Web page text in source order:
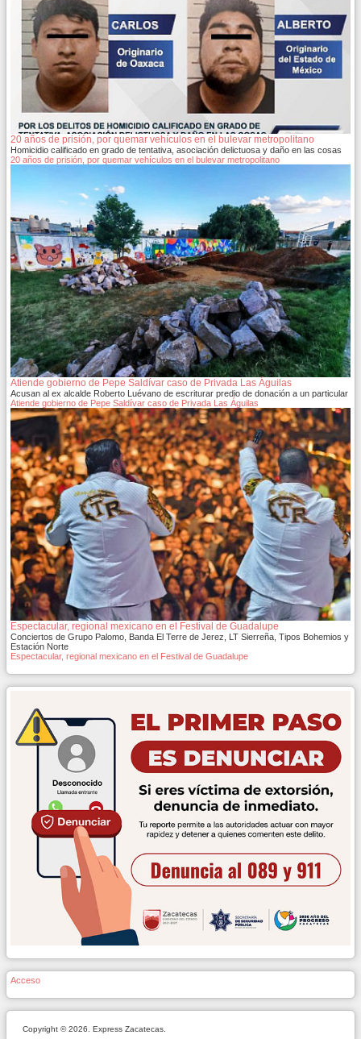
20 años de prisión, por quemar vehículos en el bulevar metropolitano
Homicidio calificado en grado de tentativa, asociación delictuosa y daño en las cosas
20 años de prisión, por quemar vehículos en el bulevar metropolitano
Atiende gobierno de Pepe Saldívar caso de Privada Las Águilas
Acusan al ex alcalde Roberto Luévano de escriturar predio de donación a un particular
Atiende gobierno de Pepe Saldívar caso de Privada Las Águilas
Espectacular, regional mexicano en el Festival de Guadalupe
Conciertos de Grupo Palomo, Banda El Terre de Jerez, LT Sierreña, Tipos Bohemios y
Estación Norte
Espectacular, regional mexicano en el Festival de Guadalupe
Acceso
Copyright © 2026. Express Zacatecas.